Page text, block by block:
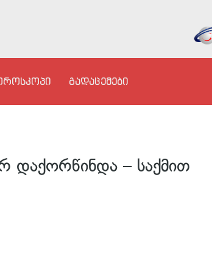
გადაცემები
დაქორწინდა – საქმით